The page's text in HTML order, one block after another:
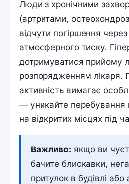
Люди з хронічними
(артритами,
відчути погіршення через
атмосферного тиску.
дотримуватися прийому
розпорядженням лікаря.
активність вимагає
— уникайте перебування
на відкритих місцях під
Важливо: якщо ви
бачите блискавки,
притулок в будівлі або